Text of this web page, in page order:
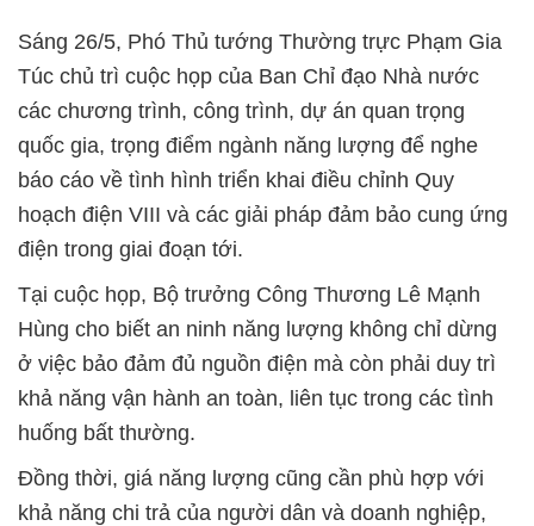
Sáng 26/5, Phó Thủ tướng Thường trực Phạm Gia
Túc chủ trì cuộc họp của Ban Chỉ đạo Nhà nước
các chương trình, công trình, dự án quan trọng
quốc gia, trọng điểm ngành năng lượng để nghe
báo cáo về tình hình triển khai điều chỉnh Quy
hoạch điện VIII và các giải pháp đảm bảo cung ứng
điện trong giai đoạn tới.
Tại cuộc họp, Bộ trưởng Công Thương Lê Mạnh
Hùng cho biết an ninh năng lượng không chỉ dừng
ở việc bảo đảm đủ nguồn điện mà còn phải duy trì
khả năng vận hành an toàn, liên tục trong các tình
huống bất thường.
Đồng thời, giá năng lượng cũng cần phù hợp với
khả năng chi trả của người dân và doanh nghiệp,